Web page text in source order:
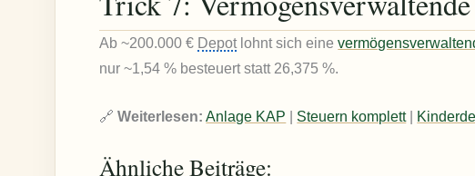
Ab ~200.000 € Depotlohnt sich eine
nur ~1,54 % besteuert statt 26,375 %.
🔗Weiterlesen: Anlage KAP Steuern komplett|
Ähnliche Beiträge: